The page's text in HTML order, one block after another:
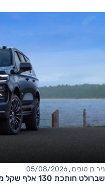
ניר בן טובים , 05/08/2026
שברולט חותכת 130 אלף שקל ממחיר הטאהו